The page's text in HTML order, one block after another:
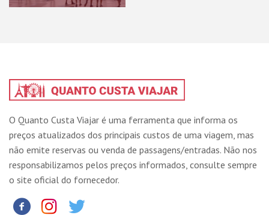
O Quanto Custa Viajar é uma ferramenta que informa os
preços atualizados dos principais custos de uma viagem, mas
não emite reservas ou venda de passagens/entradas. Não nos
responsabilizamos pelos preços informados, consulte sempre
o site oficial do fornecedor.